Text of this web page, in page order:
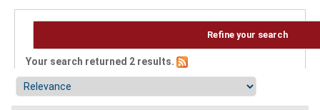
Refine your search
Your search returned 2 results.